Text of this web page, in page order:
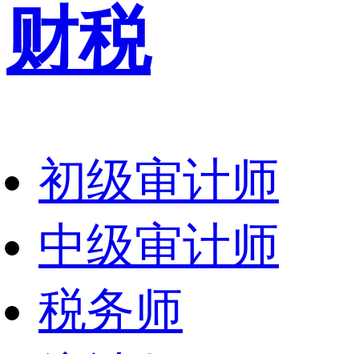
财税
初级审计师
中级审计师
税务师